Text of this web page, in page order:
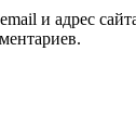
и адрес